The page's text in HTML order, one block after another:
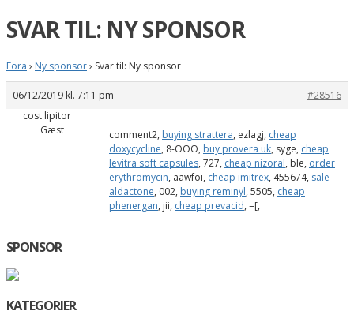
SVAR TIL: NY SPONSOR
Fora › Ny sponsor› Svar til: Ny sponsor
06/12/2019 kl. 7:11 pm
#28516
cost lipitor
Gæst
comment2, buying strattera, ezlagj, cheap
doxycycline, 8-OOO, buy provera uk, syge, cheap
levitra soft capsules, 727, cheap nizoral, ble, order
erythromycin, aawfoi, cheap imitrex, 455674, sale
aldactone, 002, buying reminyl, 5505, cheap
phenergan, jii, cheap prevacid, =[,
SPONSOR
KATEGORIER